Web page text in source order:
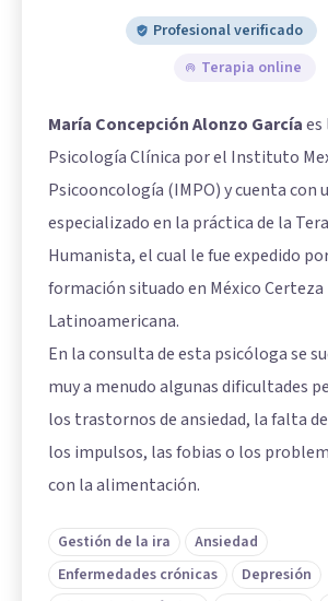
Profesional verificado
Terapia online
María Concepción Alonzo Garcíaes
Psicología Clínica por el Instituto
Psicooncología (IMPO) y cuenta con
especializado en la práctica de la
Humanista, el cual le fue expedido
formación situado en México Certeza
Latinoamericana.
En la consulta de esta psicóloga se
muy a menudo algunas dificultades
los trastornos de ansiedad, la falta
los impulsos, las fobias o los
con la alimentación.
Gestión de la ira
Ansiedad
Enfermedades crónicas
Depresión